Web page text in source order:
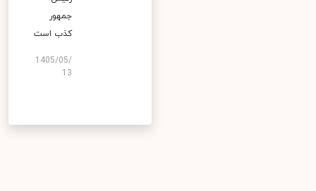
جمهور
کذب است
1405/05/
13